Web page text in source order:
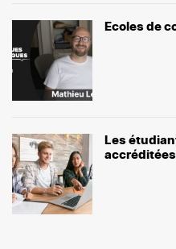
Ecoles de
Les
accréditées